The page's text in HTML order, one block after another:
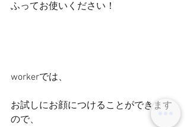
ふってお使いください！
workerでは、
お試しにお顔につけることができます
ので、